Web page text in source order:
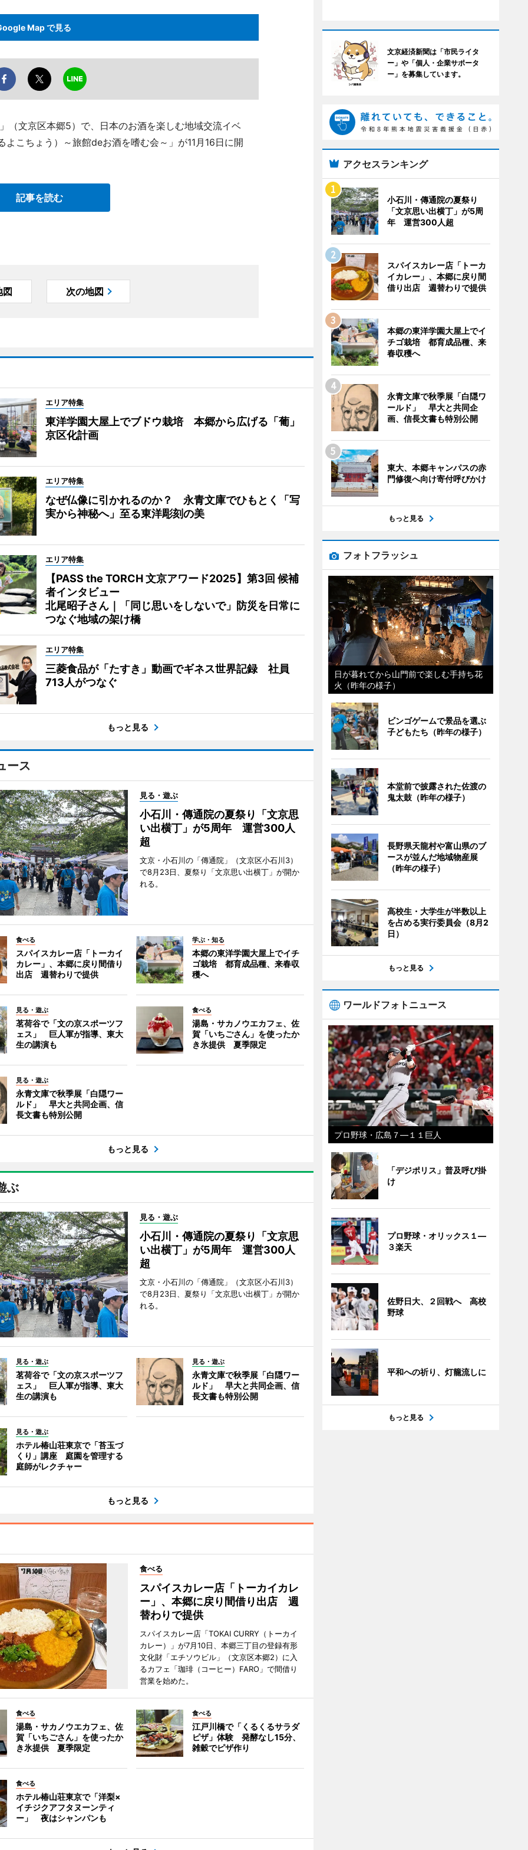
Map で見る
（文京区本郷5）で、日本のお酒を楽しむ地域交流イベ
ちょう）～旅館deお酒を嗜む会～」が11月16日に開
記事を読む
図 次の地図
エリア特集
東洋学園大屋上でブドウ栽培 本郷から広げる「葡」
京区化計画
エリア特集
なぜ仏像に引かれるのか？ 永青文庫でひもとく「写
実から神秘へ」至る東洋彫刻の美
エリア特集
【PASS the TORCH 文京アワード2025】第3回 候補
者インタビュー
北尾昭子さん｜「同じ思いをしないで」防災を日常に
つなぐ地域の架け橋
エリア特集
三菱食品が「たすき」動画でギネス世界記録 社員
713人がつなぐ
もっと見る
ース
見る・遊ぶ
小石川・傳通院の夏祭り「文京思
い出横丁」が5周年 運営300人
超
文京・小石川の「傳通院」（文京区小石川3）
で8月23日、夏祭り「文京思い出横丁」が開か
れる。
食べる
スパイスカレー店「トーカイ
カレー」、本郷に戻り間借り
出店 週替わりで提供
学ぶ・知る
本郷の東洋学園大屋上でイチ
ゴ栽培 都育成品種、来春収
穫へ
見る・遊ぶ
茗荷谷で「文の京スポーツフ
ェス」 巨人軍が指導、東大
生の講演も
食べる
湯島・サカノウエカフェ、佐
賀「いちごさん」を使ったか
き氷提供 夏季限定
見る・遊ぶ
永青文庫で秋季展「白隠ワー
ルド」 早大と共同企画、信
長文書も特別公開
もっと見る
ぶ
見る・遊ぶ
小石川・傳通院の夏祭り「文京思
い出横丁」が5周年 運営300人
超
文京・小石川の「傳通院」（文京区小石川3）
で8月23日、夏祭り「文京思い出横丁」が開か
れる。
見る・遊ぶ
茗荷谷で「文の京スポーツフ
ェス」 巨人軍が指導、東大
生の講演も
見る・遊ぶ
永青文庫で秋季展「白隠ワー
ルド」 早大と共同企画、信
長文書も特別公開
見る・遊ぶ
ホテル椿山荘東京で「苔玉づ
くり」講座 庭園を管理する
庭師がレクチャー
もっと見る
食べる
スパイスカレー店「トーカイカレ
ー」、本郷に戻り間借り出店 週
替わりで提供
スパイスカレー店「TOKAI CURRY（トーカイ
カレー）」が7月10日、本郷三丁目の登録有形
文化財「エチソウビル」（文京区本郷2）に入
るカフェ「珈琲（コーヒー）FARO」で間借り
営業を始めた。
食べる
湯島・サカノウエカフェ、佐
賀「いちごさん」を使ったか
き氷提供 夏季限定
食べる
江戸川橋で「くるくるサラダ
ピザ」体験 発酵なし15分、
雑穀でピザ作り
食べる
ホテル椿山荘東京で「洋梨×
イチジクアフタヌーンティ
ー」 夜はシャンパンも
文京経済新聞は「市民ライタ
ー」や「個人・企業サポータ
ー」を募集しています。
アクセスランキング
小石川・傳通院の夏祭り
「文京思い出横丁」が5周
年 運営300人超
スパイスカレー店「トーカ
イカレー」、本郷に戻り間
借り出店 週替わりで提供
本郷の東洋学園大屋上でイ
チゴ栽培 都育成品種、来
春収穫へ
永青文庫で秋季展「白隠ワ
ールド」 早大と共同企
画、信長文書も特別公開
東大、本郷キャンパスの赤
門修復へ向け寄付呼びかけ
もっと見る
フォトフラッシュ
日が暮れてから山門前で楽しむ手持ち花
火（昨年の様子）
ビンゴゲームで景品を選ぶ
子どもたち（昨年の様子）
本堂前で披露された佐渡の
鬼太鼓（昨年の様子）
長野県天龍村や富山県のブ
ースが並んだ地域物産展
（昨年の様子）
高校生・大学生が半数以上
を占める実行委員会（8月2
日）
もっと見る
ワールドフォトニュース
プロ野球・広島７―１１巨人
「デジポリス」普及呼び掛
け
プロ野球・オリックス１―
３楽天
佐野日大、２回戦へ 高校
野球
平和への祈り、灯籠流しに
もっと見る